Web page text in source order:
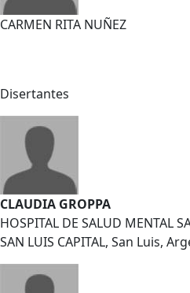
CARMEN RITA NUÑEZ
Disertantes
CLAUDIA GROPPA
HOSPITAL DE SALUD MENTAL
SAN LUIS CAPITAL, San Luis,